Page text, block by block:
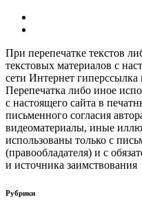
При перепечатке текстов
текстовых материалов с
сети Интернет гиперссылка
Перепечатка либо иное
с настоящего сайта в
письменного согласия
видеоматериалы, иные
использованы только с
(правообладателя) и с
и источника заимствования
Рубрики